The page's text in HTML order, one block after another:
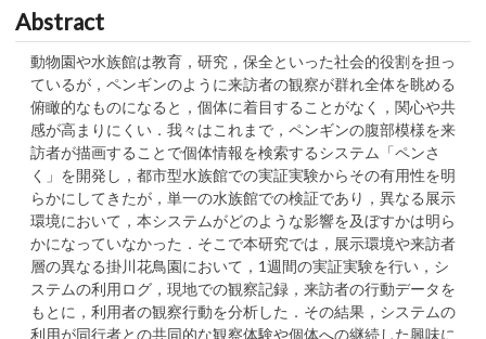
Abstract
動物園や水族館は教育，研究，保全といった社会的役割を担っ
ているが，ペンギンのように来訪者の観察が群れ全体を眺める
俯瞰的なものになると，個体に着目することがなく，関心や共
感が高まりにくい．我々はこれまで，ペンギンの腹部模様を来
訪者が描画することで個体情報を検索するシステム「ペンさ
く」を開発し，都市型水族館での実証実験からその有用性を明
らかにしてきたが，単一の水族館での検証であり，異なる展示
環境において，本システムがどのような影響を及ぼすかは明ら
かになっていなかった．そこで本研究では，展示環境や来訪者
層の異なる掛川花鳥園において，1週間の実証実験を行い，シ
ステムの利用ログ，現地での観察記録，来訪者の行動データを
もとに，利用者の観察行動を分析した．その結果，システムの
利用が同行者との共同的な観察体験や個体への継続した興味に